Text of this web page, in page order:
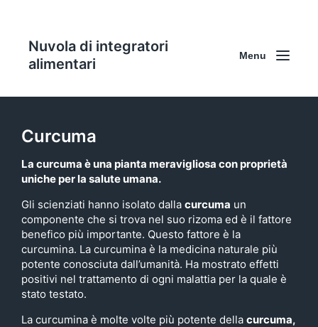
Nuvola di integratori
alimentari
Menu
Curcuma
La curcuma è una pianta meravigliosa con proprietà
uniche per la salute umana.
Gli scienziati hanno isolato dalla curcuma un
componente che si trova nel suo rizoma ed è il fattore
benefico più importante. Questo fattore è la
curcumina. La curcumina è la medicina naturale più
potente conosciuta dall’umanità. Ha mostrato effetti
positivi nel trattamento di ogni malattia per la quale è
stato testato.
La curcumina è molte volte più potente della curcuma,